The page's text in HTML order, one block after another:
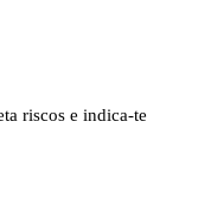
riscos e indica-te